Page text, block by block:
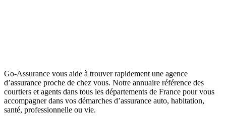
Go-Assurance vous aide à trouver rapidement une agence
d’assurance proche de chez vous. Notre annuaire référence des
courtiers et agents dans tous les départements de France pour vous
accompagner dans vos démarches d’assurance auto, habitation,
santé, professionnelle ou vie.